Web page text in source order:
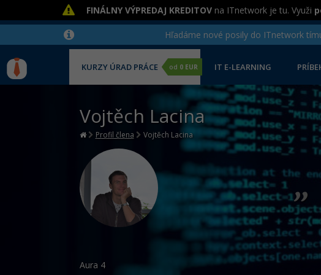
FINÁLNY VÝPREDAJ KREDITOV na ITnetwork je tu. Využi
Hľadáme nové posily do ITnetwork
KURZY ÚRAD PRÁCE od 0 EUR IT E-LEARNING
Vojtěch Lacina
Profil člena Vojtěch Lacina
Aura 4
„